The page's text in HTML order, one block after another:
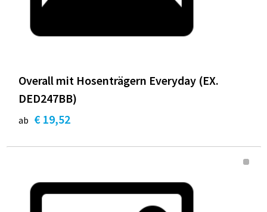
Overall mit Hosenträgern Everyday (EX.
DED247BB)
ab € 19,52